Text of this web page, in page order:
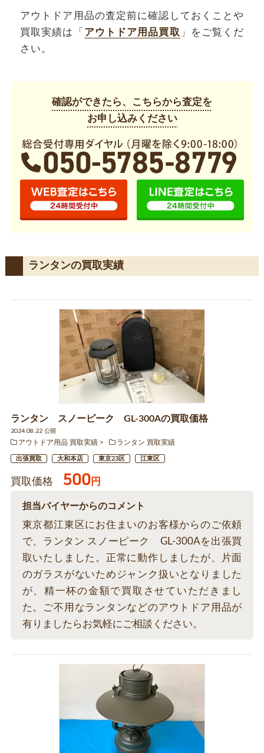
アウトドア用品の査定前に確認しておくことや
買取実績は「 アウトドア用品買取 」をご覧くだ
さい。
確認ができたら、こちらから査定を
お申し込みください
ランタンの買取実績
ランタン スノーピーク GL-300Aの買取価格
2024.08.22 公開
アウトドア用品 買取実績
ランタン 買取実績
出張買取 大和本店 東京23区 江東区
買取価格 500円
担当バイヤーからのコメント
東京都江東区にお住まいのお客様からのご依頼
で、ランタン スノーピーク GL-300Aを出張買
取いたしました。正常に動作しましたが、片面
のガラスがないためジャンク扱いとなりました
が、精一杯の金額で買取させていただきまし
た。ご不用なランタンなどのアウトドア用品が
有りましたらお気軽にご相談ください。